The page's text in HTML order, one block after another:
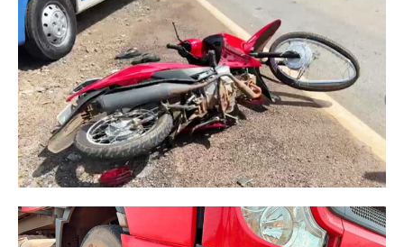
ESPORTES
ECONOMIA
OPINIÃO
GERAL
EDUCAÇÃO
SAÚDE
AGRONOTÍCIAS
ÚLTIMAS NOTÍCIAS